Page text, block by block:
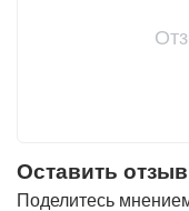
Оставить
Поделитесь